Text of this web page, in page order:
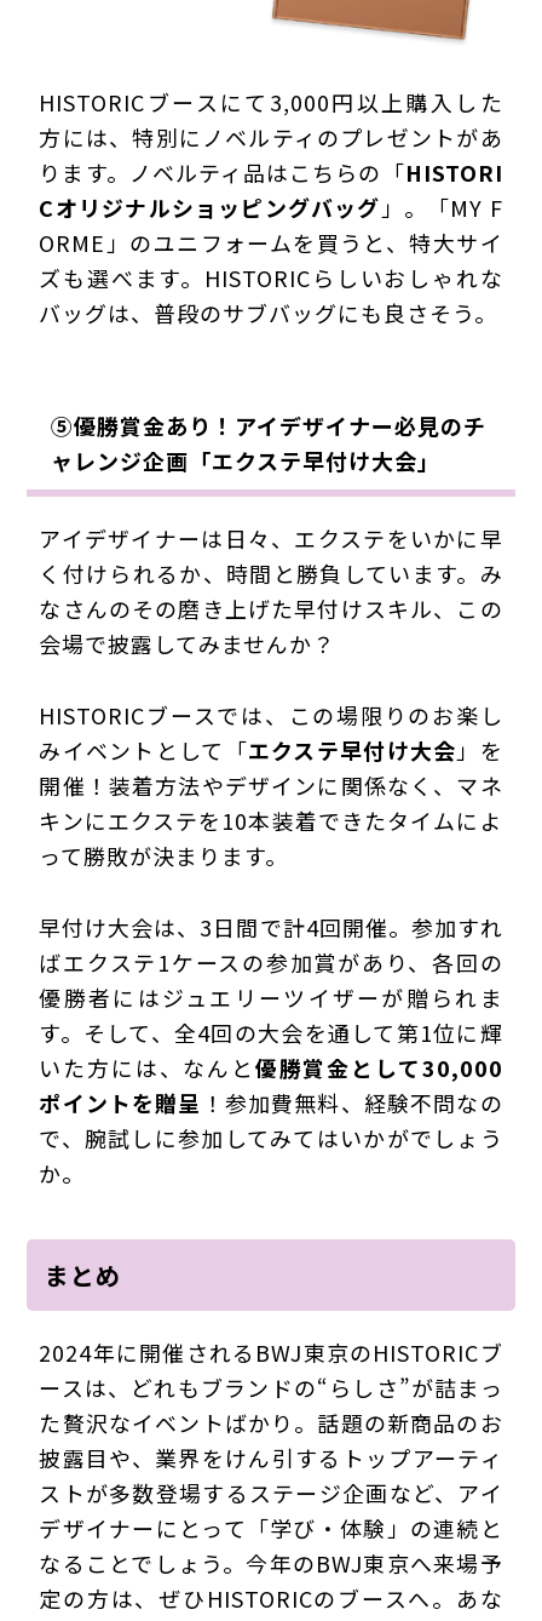
HISTORICブースにて3,000円以上購入した
方には、特別にノベルティのプレゼントがあ
ります。ノベルティ品はこちらの「HISTORI
Cオリジナルショッピングバッグ 」。「MY F
ORME」のユニフォームを買うと、特大サイ
ズも選べます。HISTORICらしいおしゃれな
バッグは、普段のサブバッグにも良さそう。
⑤優勝賞金あり！アイデザイナー必見のチ
ャレンジ企画「エクステ早付け大会」
アイデザイナーは日々、エクステをいかに早
く付けられるか、時間と勝負しています。み
なさんのその磨き上げた早付けスキル、この
会場で披露してみませんか？
HISTORICブースでは、この場限りのお楽し
みイベントとして「エクステ早付け大会 」を
開催！装着方法やデザインに関係なく、マネ
キンにエクステを10本装着できたタイムによ
って勝敗が決まります。
早付け大会は、3日間で計4回開催。参加すれ
ばエクステ1ケースの参加賞があり、各回の
優勝者にはジュエリーツイザーが贈られま
す。そして、全4回の大会を通して第1位に輝
いた方には、なんと優勝賞金として30,000
ポイントを贈呈 ！参加費無料、経験不問なの
で、腕試しに参加してみてはいかがでしょう
か。
まとめ
2024年に開催されるBWJ東京のHISTORICブ
ースは、どれもブランドの“らしさ”が詰まっ
た贅沢なイベントばかり。話題の新商品のお
披露目や、業界をけん引するトップアーティ
ストが多数登場するステージ企画など、アイ
デザイナーにとって「学び・体験」の連続と
なることでしょう。今年のBWJ東京へ来場予
定の方は、ぜひHISTORICのブースへ。あな